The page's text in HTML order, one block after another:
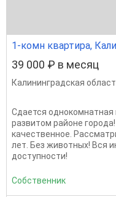
1-комн квартира,
39 000 ₽ в месяц
Калининградская
Сдается
развитом районе
качественное.
лет. Без животных! Вся
доступности!
Собственник